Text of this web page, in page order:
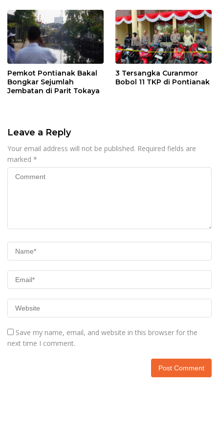
Pemkot Pontianak Bakal
Bongkar Sejumlah
Jembatan di Parit Tokaya
3 Tersangka Curanmor
Bobol 11 TKP di Pontianak
Leave a Reply
Your email address will not be published. Required fields are
marked *
Save my name, email, and website in this browser for the
next time I comment.